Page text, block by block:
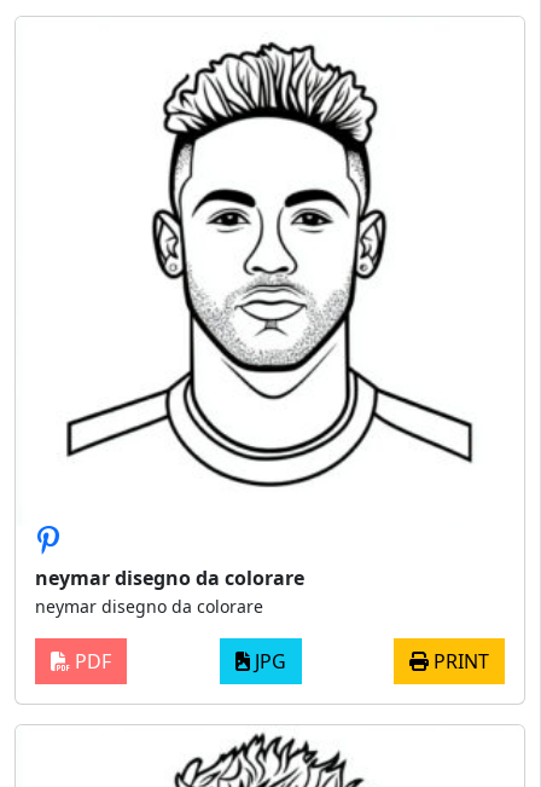
neymar disegno da colorare
neymar disegno da colorare
PDF JPG PRINT